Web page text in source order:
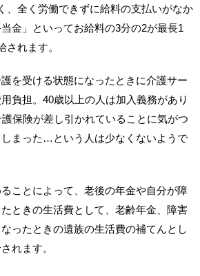
、全く労働できずに給料の支払いがなか
金」といってお給料の3分の2が最長1
されます。
を受ける状態になったときに介護サー
負担。40歳以上の人は加入義務があり
保険が差し引かれていることに気がつ
まった…という人は少なくないようで
ことによって、老後の年金や自分が障
ときの生活費として、老齢年金、障害
ったときの遺族の生活費の補てんとし
れます。